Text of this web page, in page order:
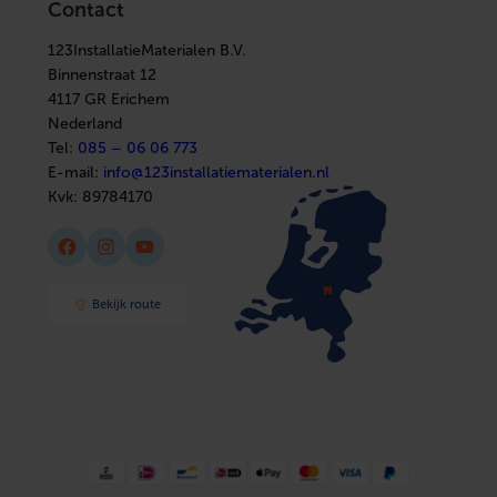
Installatiemateriaal
Afbouwmaterialen
Boilers
Elektra
Installatiemateriaal
Sanitair
Afbouwmaterialen
Contact
123InstallatieMaterialen B.V.
Binnenstraat 12
4117 GR Erichem
Nederland
Tel: 085 – 06 06 773
E-mail: info@123installatiematerialen.nl
Kvk: 89784170
Facebook Instagram YouTube
Bekijk route